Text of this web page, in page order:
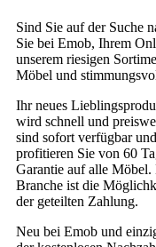
Sind Sie auf der Suche
Sie bei Emob, Ihrem
unserem riesigen
Möbel und
Ihr neues
wird schnell und
sind sofort verfügbar
profitieren Sie von 60
Garantie auf alle
Branche ist die
der geteilten Zahlung.
Neu bei Emob und